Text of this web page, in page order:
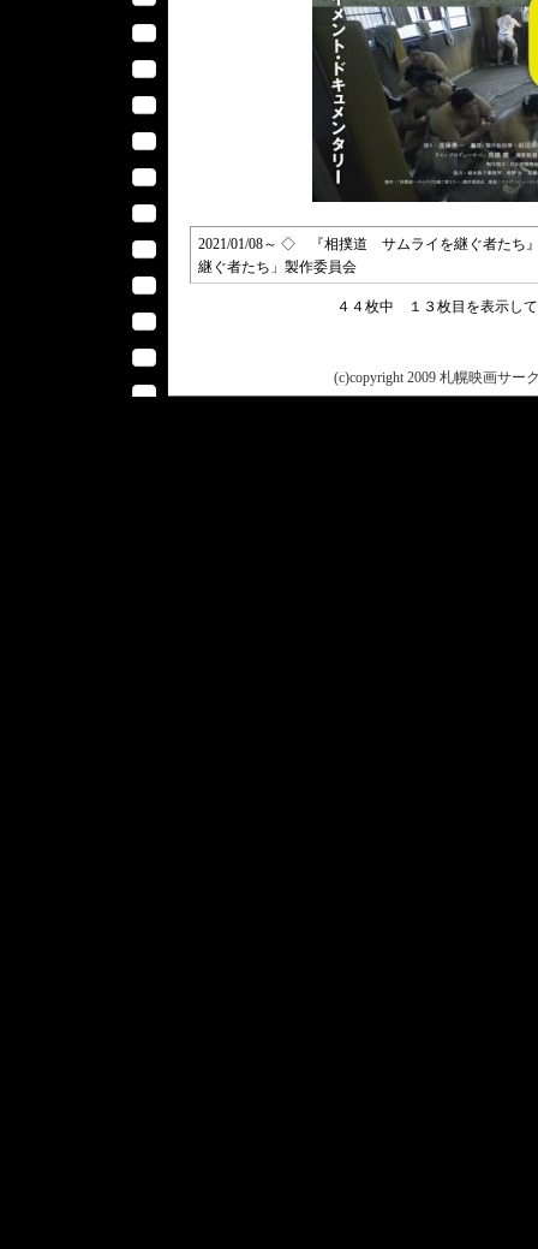
2021/01/08～ ◇ 『相撲道 サムライを継ぐ者たち
継ぐ者たち」製作委員会
４４枚中 １３枚目を表示し
(c)copyright 2009 札幌映画サー